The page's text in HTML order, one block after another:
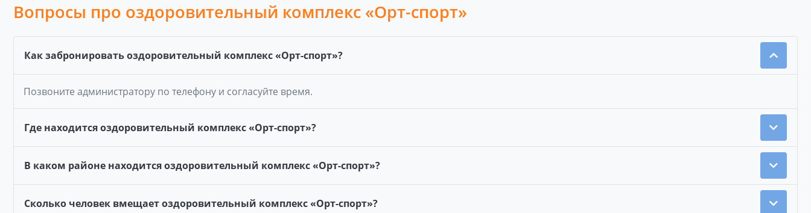
Вопросы про оздоровительный комплекс «Орт-спорт»
Как забронировать оздоровительный комплекс «Орт-спорт»?
Позвоните администратору по телефону и согласуйте время.
Где находится оздоровительный комплекс «Орт-спорт»?
В каком районе находится оздоровительный комплекс «Орт-спорт»?
Сколько человек вмещает оздоровительный комплекс «Орт-спорт»?